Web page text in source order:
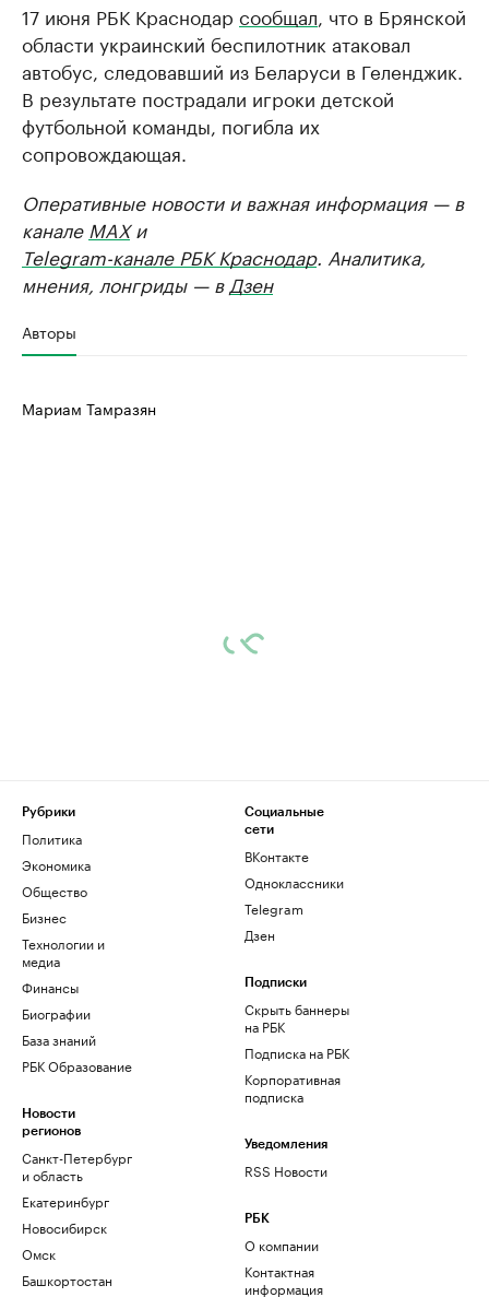
17 июня РБК Краснодар сообщал , что в Брянской
области украинский беспилотник атаковал
автобус, следовавший из Беларуси в Геленджик.
В результате пострадали игроки детской
футбольной команды, погибла их
сопровождающая.
Оперативные новости и важная информация — в
канале MAXи
Telegram-канале РБК Краснодар. Аналитика,
мнения, лонгриды — в Дзен
Авторы
Мариам Тамразян
Рубрики
Политика
Экономика
Общество
Бизнес
Технологии и
медиа
Финансы
Биографии
База знаний
РБК Образование
Новости
регионов
Санкт-Петербург
и область
Екатеринбург
Новосибирск
Омск
Башкортостан
Социальные
сети
ВКонтакте
Одноклассники
Telegram
Дзен
Подписки
Скрыть баннеры
на РБК
Подписка на РБК
Корпоративная
подписка
Уведомления
RSS Новости
РБК
О компании
Контактная
информация